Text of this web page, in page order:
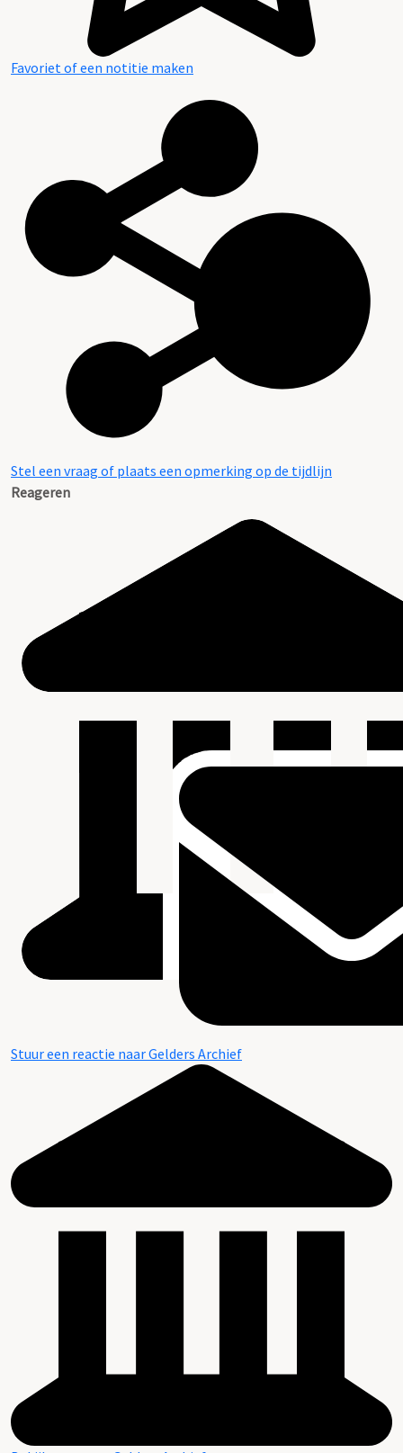
Favoriet of een notitie maken
Stel een vraag of plaats een opmerking op de tijdlijn
Reageren
Stuur een reactie naar Gelders Archief